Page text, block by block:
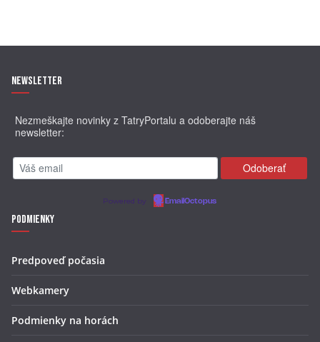
Newsletter
Nezmeškajte novinky z TatryPortalu a odoberajte náš
newsletter:
Powered by EmailOctopus
Podmienky
Predpoveď počasia
Webkamery
Podmienky na horách